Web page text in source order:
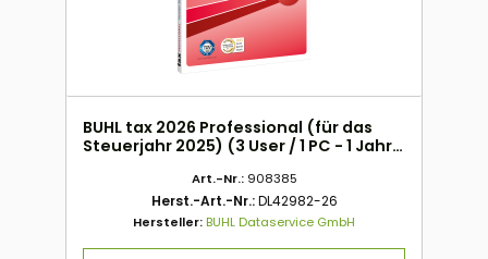
BUHL tax 2026 Professional (für das
Steuerjahr 2025) (3 User / 1 PC - 1 Jahr)
Art.-Nr.: 908385
Herst.-Art.-Nr.:DL42982-26
Hersteller:BUHL Dataservice GmbH